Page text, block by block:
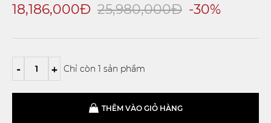
18,186,000Đ 25,980,000Đ -30%
- + Chỉ còn 1 sản phẩm
THÊM VÀO GIỎ HÀNG